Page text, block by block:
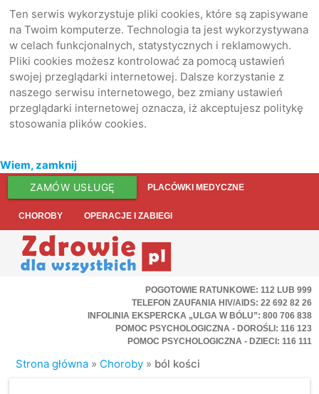
Ten serwis wykorzystuje pliki cookies, które są zapisywane
na Twoim komputerze. Technologia ta jest wykorzystywana
w celach funkcjonalnych, statystycznych i reklamowych.
Pliki cookies możesz kontrolować za pomocą ustawień
swojej przeglądarki internetowej. Dalsze korzystanie z
naszego serwisu internetowego, bez zmiany ustawień
przeglądarki internetowej oznacza, iż akceptujesz politykę
stosowania plików cookies.
Wiem, zamknij
ZAMÓW USŁUGĘ PLACÓWKI MEDYCZNE
CHOROBY OPERACJE I ZABIEGI
POGOTOWIE RATUNKOWE: 112 LUB 999
TELEFON ZAUFANIA HIV/AIDS: 22 692 82 26
INFOLINIA EKSPERCKA „ULGA W BÓLU”: 800 706 838
POMOC PSYCHOLOGICZNA - DOROŚLI: 116 123
POMOC PSYCHOLOGICZNA - DZIECI: 116 111
Strona główna » Choroby » ból kości